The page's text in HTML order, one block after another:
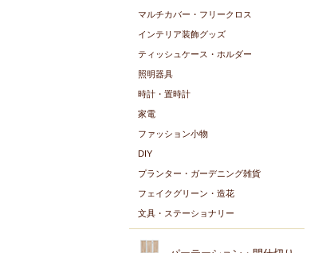
マルチカバー・フリークロス
インテリア装飾グッズ
ティッシュケース・ホルダー
照明器具
時計・置時計
家電
ファッション小物
DIY
プランター・ガーデニング雑貨
フェイクグリーン・造花
文具・ステーショナリー